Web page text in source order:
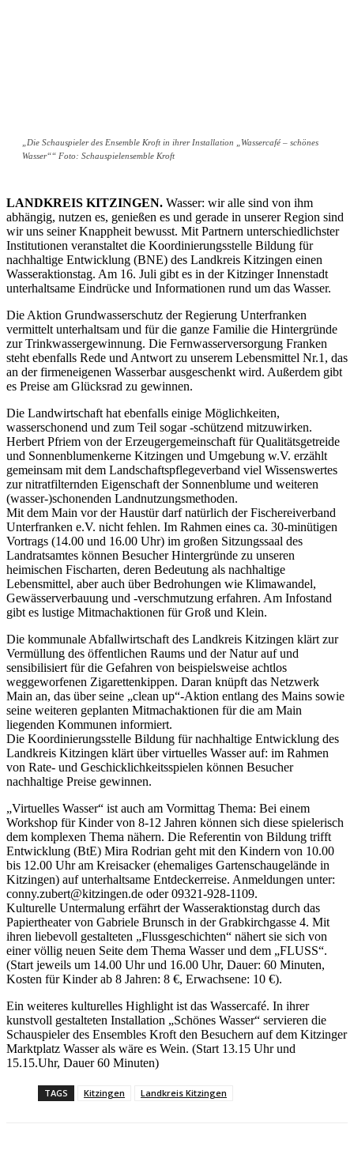
„Die Schauspieler des Ensemble Kroft in ihrer Installation „Wassercafé – schönes
Wasser““ Foto: Schauspielensemble Kroft
LANDKREIS KITZINGEN. Wasser: wir alle sind von ihm
abhängig, nutzen es, genießen es und gerade in unserer Region sind
wir uns seiner Knappheit bewusst. Mit Partnern unterschiedlichster
Institutionen veranstaltet die Koordinierungsstelle Bildung für
nachhaltige Entwicklung (BNE) des Landkreis Kitzingen einen
Wasseraktionstag. Am 16. Juli gibt es in der Kitzinger Innenstadt
unterhaltsame Eindrücke und Informationen rund um das Wasser.
Die Aktion Grundwasserschutz der Regierung Unterfranken
vermittelt unterhaltsam und für die ganze Familie die Hintergründe
zur Trinkwassergewinnung. Die Fernwasserversorgung Franken
steht ebenfalls Rede und Antwort zu unserem Lebensmittel Nr.1, das
an der firmeneigenen Wasserbar ausgeschenkt wird. Außerdem gibt
es Preise am Glücksrad zu gewinnen.
Die Landwirtschaft hat ebenfalls einige Möglichkeiten,
wasserschonend und zum Teil sogar -schützend mitzuwirken.
Herbert Pfriem von der Erzeugergemeinschaft für Qualitätsgetreide
und Sonnenblumenkerne Kitzingen und Umgebung w.V. erzählt
gemeinsam mit dem Landschaftspflegeverband viel Wissenswertes
zur nitratfilternden Eigenschaft der Sonnenblume und weiteren
(wasser-)schonenden Landnutzungsmethoden.
Mit dem Main vor der Haustür darf natürlich der Fischereiverband
Unterfranken e.V. nicht fehlen. Im Rahmen eines ca. 30-minütigen
Vortrags (14.00 und 16.00 Uhr) im großen Sitzungssaal des
Landratsamtes können Besucher Hintergründe zu unseren
heimischen Fischarten, deren Bedeutung als nachhaltige
Lebensmittel, aber auch über Bedrohungen wie Klimawandel,
Gewässerverbauung und -verschmutzung erfahren. Am Infostand
gibt es lustige Mitmachaktionen für Groß und Klein.
Die kommunale Abfallwirtschaft des Landkreis Kitzingen klärt zur
Vermüllung des öffentlichen Raums und der Natur auf und
sensibilisiert für die Gefahren von beispielsweise achtlos
weggeworfenen Zigarettenkippen. Daran knüpft das Netzwerk
Main an, das über seine „clean up“-Aktion entlang des Mains sowie
seine weiteren geplanten Mitmachaktionen für die am Main
liegenden Kommunen informiert.
Die Koordinierungsstelle Bildung für nachhaltige Entwicklung des
Landkreis Kitzingen klärt über virtuelles Wasser auf: im Rahmen
von Rate- und Geschicklichkeitsspielen können Besucher
nachhaltige Preise gewinnen.
„Virtuelles Wasser“ ist auch am Vormittag Thema: Bei einem
Workshop für Kinder von 8-12 Jahren können sich diese spielerisch
dem komplexen Thema nähern. Die Referentin von Bildung trifft
Entwicklung (BtE) Mira Rodrian geht mit den Kindern von 10.00
bis 12.00 Uhr am Kreisacker (ehemaliges Gartenschaugelände in
Kitzingen) auf unterhaltsame Entdeckerreise. Anmeldungen unter:
conny.zubert@kitzingen.de oder 09321-928-1109.
Kulturelle Untermalung erfährt der Wasseraktionstag durch das
Papiertheater von Gabriele Brunsch in der Grabkirchgasse 4. Mit
ihren liebevoll gestalteten „Flussgeschichten“ nähert sie sich von
einer völlig neuen Seite dem Thema Wasser und dem „FLUSS“.
(Start jeweils um 14.00 Uhr und 16.00 Uhr, Dauer: 60 Minuten,
Kosten für Kinder ab 8 Jahren: 8 €, Erwachsene: 10 €).
Ein weiteres kulturelles Highlight ist das Wassercafé. In ihrer
kunstvoll gestalteten Installation „Schönes Wasser“ servieren die
Schauspieler des Ensembles Kroft den Besuchern auf dem Kitzinger
Marktplatz Wasser als wäre es Wein. (Start 13.15 Uhr und
15.15.Uhr, Dauer 60 Minuten)
TAGS Kitzingen Landkreis Kitzingen